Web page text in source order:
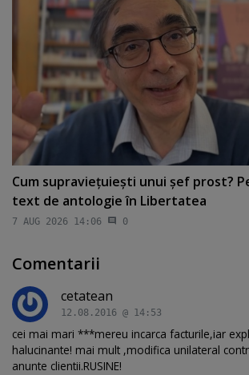
Cum supravieţuieşti unui şef prost?
text de antologie în Libertatea
7 AUG 2026 14:06 0
Comentarii
cetatean
12.08.2016 @ 14:53
cei mai mari ***mereu incarca facturile,iar
halucinante! mai mult ,modifica unilateral
anunte clientii.RUSINE!